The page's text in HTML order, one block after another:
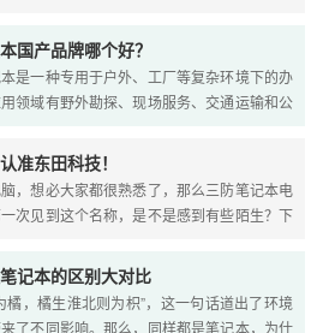
机市场大大拓展，涉及广...
国产品牌哪个好？
是一种专用于户外、工厂等复杂环境下的办
领域有野外勘探、现场服务、交通运输和公
呢？下面我们一起来看看...
准东田科技！
，想必大家都很熟悉了，那么三防笔记本电
次见到这个名称，是不是感到有些陌生？下
一字眼出现的时候，相信...
记本的区别大对比
橘，橘生淮北则为枳”，这一句话道出了环境
了不同影响。那么，同样都是笔记本，为什